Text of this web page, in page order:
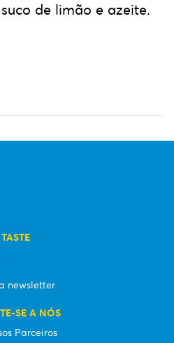
de limão e azeite.
newsletter
SE A NÓS
Parceiros